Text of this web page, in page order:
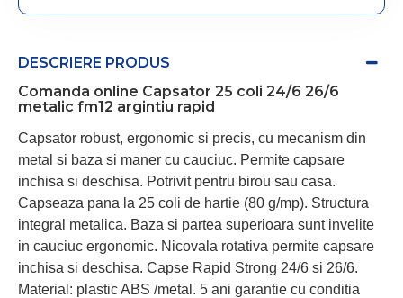
DESCRIERE PRODUS
Comanda online Capsator 25 coli 24/6 26/6
metalic fm12 argintiu rapid
Capsator robust, ergonomic si precis, cu mecanism din
metal si baza si maner cu cauciuc. Permite capsare
inchisa si deschisa. Potrivit pentru birou sau casa.
Capseaza pana la 25 coli de hartie (80 g/mp). Structura
integral metalica. Baza si partea superioara sunt invelite
in cauciuc ergonomic. Nicovala rotativa permite capsare
inchisa si deschisa. Capse Rapid Strong 24/6 si 26/6.
Material: plastic ABS /metal. 5 ani garantie cu conditia